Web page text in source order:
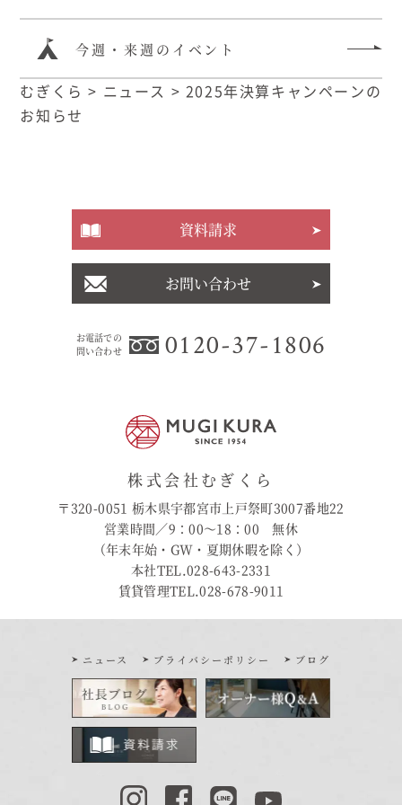
今週・来週のイベント
むぎくら > ニュース > 2025年決算キャンペーンの
お知らせ
お電話での
問い合わせ
0120-37-1806
資料請求
お問い合わせ
株式会社むぎくら
〒320-0051 栃木県宇都宮市上戸祭町3007番地22
営業時間／9：00〜18：00 無休
（年末年始・GW・夏期休暇を除く）
本社TEL.028-643-2331
賃貸管理TEL.028-678-9011
ニュース プライバシーポリシー ブログ